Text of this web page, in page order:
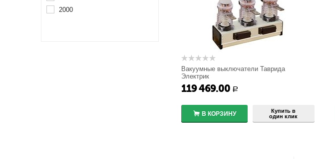
Вакуумные выключатели Таврида
Электрик
ISM15_LD_1(46)
119 469.00 Р
В КОРЗИНУ
Купить в
один клик
2000